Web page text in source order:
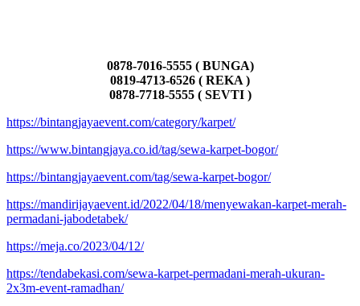
0878-7016-5555 ( BUNGA)
0819-4713-6526 ( REKA )
0878-7718-5555 ( SEVTI )
https://bintangjayaevent.com/category/karpet/
https://www.bintangjaya.co.id/tag/sewa-karpet-bogor/
https://bintangjayaevent.com/tag/sewa-karpet-bogor/
https://mandirijayaevent.id/2022/04/18/menyewakan-karpet-merah-
permadani-jabodetabek/
https://meja.co/2023/04/12/
https://tendabekasi.com/sewa-karpet-permadani-merah-ukuran-
2x3m-event-ramadhan/